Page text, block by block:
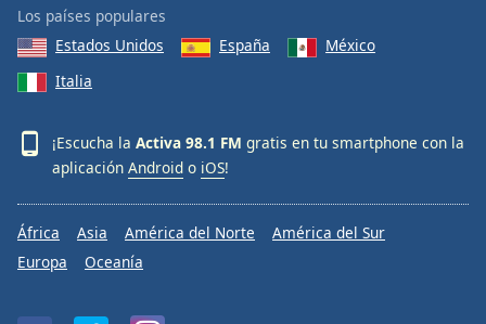
Los países populares
Estados Unidos
España
México
Italia
¡Escucha la Activa 98.1 FM gratis en tu smartphone con la
aplicación Android o iOS!
África Asia América del Norte
América del Sur
Europa
Oceanía